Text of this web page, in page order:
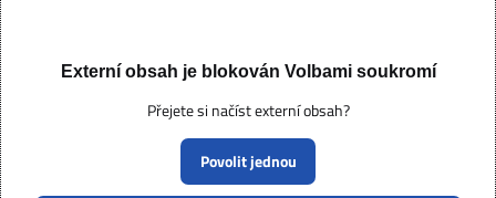
Externí obsah je blokován Volbami soukromí
Přejete si načíst externí obsah?
Povolit jednou